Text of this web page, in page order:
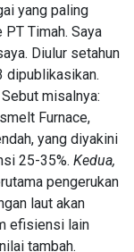
yang paling
Timah. Saya
Diulur setahun
dipublikasikan.
misalnya:
Furnace,
yang diyakini
25-35%. Kedua,
pengerukan
laut akan
efisiensi lain
tambah.